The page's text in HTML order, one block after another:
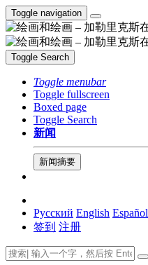
Toggle navigation
Toggle Search
Toggle menubar
Toggle fullscreen
Boxed page
Toggle Search
新闻
新闻摘要
Русский English Español
签到 注册